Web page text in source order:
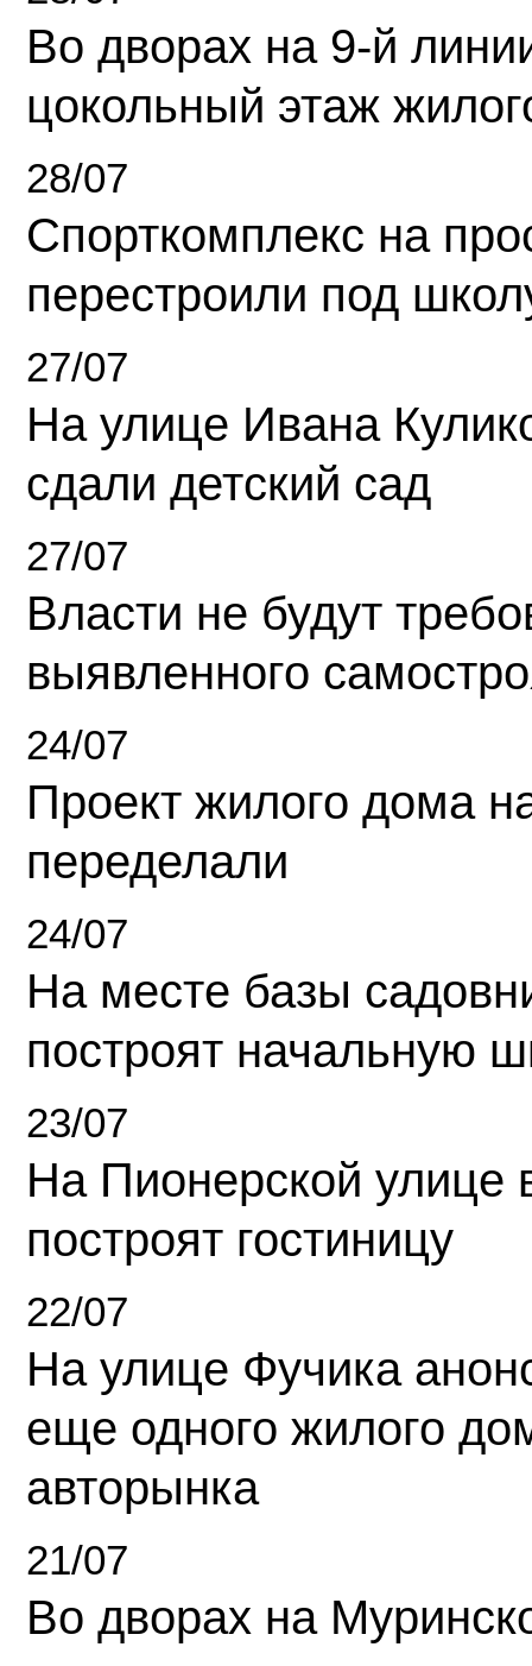
Во дворах на 9-й
цокольный этаж
28/07
Спорткомплекс на
перестроили под
27/07
На улице Ивана
сдали детский сад
27/07
Власти не будут
выявленного
24/07
Проект жилого дома
переделали
24/07
На месте базы
построят начальную
23/07
На Пионерской улице
построят гостиницу
22/07
На улице Фучика
еще одного жилого
авторынка
21/07
Во дворах на